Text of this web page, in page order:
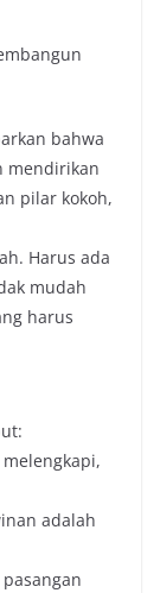
bahwa
mendirikan
pilar kokoh,
Harus ada
mudah
harus
adalah